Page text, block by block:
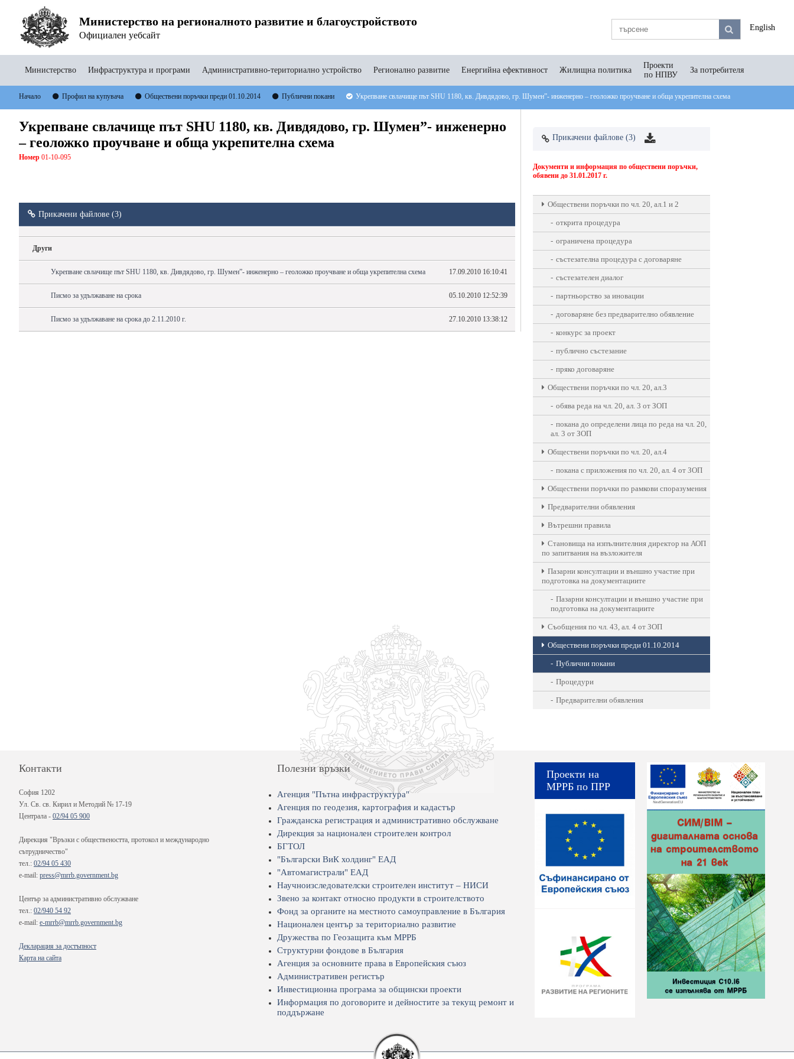
Министерство на регионалното развитие и благоустройството
Официален уебсайт
English
Министерство Инфраструктура и програми Административно-териториално устройство Регионално развитие Енергийна ефективност Жилищна политика
Проекти
по НПВУ
За потребителя
Начало Профил на купувача Обществени поръчки преди 01.10.2014 Публични покани Укрепване свлачище път SHU 1180, кв. Дивдядово, гр. Шумен”- инженерно – геоложко проучване и обща укрепителна схема
Укрепване свлачище път SHU 1180, кв. Дивдядово, гр. Шумен”- инженерно
– геоложко проучване и обща укрепителна схема
Номер 01-10-095
Прикачени файлове (3)
Други
Укрепване свлачище път SHU 1180, кв. Дивдядово, гр. Шумен”- инженерно – геоложко проучване и обща укрепителна схема 17.09.2010 16:10:41
Писмо за удължаване на срока 05.10.2010 12:52:39
Писмо за удължаване на срока до 2.11.2010 г. 27.10.2010 13:38:12
Прикачени файлове (3)
Документи и информация по обществени поръчки,
обявени до 31.01.2017 г.
Oбществени поръчки по чл. 20, ал.1 и 2
открита процедура
ограничена процедура
състезателна процедура с договаряне
състезателен диалог
партньорство за иновации
договаряне без предварително обявление
конкурс за проект
публично състезание
пряко договаряне
Oбществени поръчки по чл. 20, ал.3
обява реда на чл. 20, ал. 3 от ЗОП
покана до определени лица по реда на чл. 20,
ал. 3 от ЗОП
Oбществени поръчки по чл. 20, ал.4
покана с приложения по чл. 20, ал. 4 от ЗОП
Обществени поръчки по рамкови споразумения
Предварителни обявления
Вътрешни правила
Становища на изпълнителния директор на АОП
по запитвания на възложителя
Пазарни консултации и външно участие при
подготовка на документациите
Пазарни консултации и външно участие при
подготовка на документациите
Съобщения по чл. 43, ал. 4 от ЗОП
Обществени поръчки преди 01.10.2014
Публични покани
Процедури
Предварителни обявления
Контакти
София 1202
Ул. Св. св. Кирил и Методий № 17-19
Централа - 02/94 05 900
Дирекция "Връзки с обществеността, протокол и международно
сътрудничество"
тел.: 02/94 05 430
e-mail: press@mrrb.government.bg
Център за административно обслужване
тел.: 02/940 54 92
e-mail: e-mrrb@mrrb.government.bg
Декларация за достъпност
Карта на сайта
Полезни връзки
Агенция "Пътна инфраструктура"
Агенция по геодезия, картография и кадастър
Гражданска регистрация и административно обслужване
Дирекция за национален строителен контрол
БГТОЛ
"Български ВиК холдинг" ЕАД
"Автомагистрали" ЕАД
Научноизследователски строителен институт – НИСИ
Звено за контакт относно продукти в строителството
Фонд за органите на местното самоуправление в България
Национален център за териториално развитие
Дружества по Геозащита към МРРБ
Структурни фондове в България
Агенция за основните права в Европейския съюз
Административен регистър
Инвестиционна програма за общински проекти
Информация по договорите и дейностите за текущ ремонт и
поддържане
Проекти на
МРРБ по ПРР